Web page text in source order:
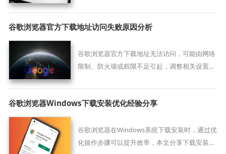
谷歌浏览器官方下载地址访问失败原因分析
谷歌浏览器官方下载地址无法访问，可能由网络
限制、防火墙或权限不足引起，调整相关设置可
谷歌浏览器Windows下载安装优化经验分享
谷歌浏览器在Windows系统下载安装时，通过优
化操作步骤可以提升效率，本文分享下载安装流